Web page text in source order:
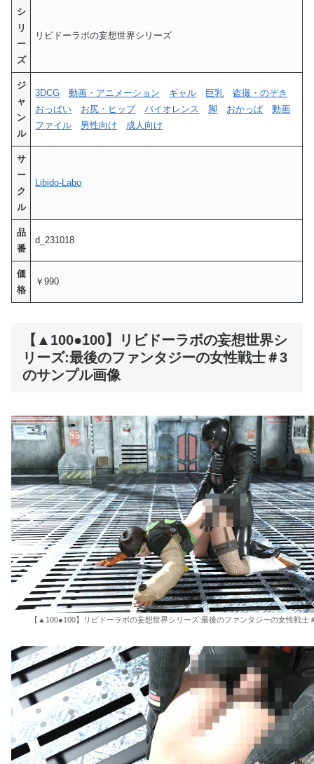
シ
リ
ー
ズ
リビドーラボの妄想世界シリーズ
ジ
ャ
ン
ル
3DCG 動画・アニメーション ギャル 巨乳
盗撮・のぞき
おっぱい
お尻・ヒップ バイオレンス 脚 おかっぱ
動画
ファイル
男性向け 成人向け
サ
ー
ク
ル
Libido-Labo
品
番
d_231018
価
格
￥990
【▲100●100】リビドーラボの妄想世界シ
リーズ:最後のファンタジーの女性戦士＃3
のサンプル画像
【▲100●100】リビドーラボの妄想世界シリーズ:最後のファンタジーの女性戦士